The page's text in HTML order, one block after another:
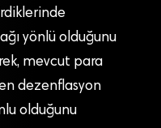
yönlü olduğunu
mevcut para
dezenflasyon
olduğunu